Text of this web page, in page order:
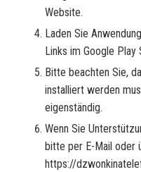
Website.
Laden Sie
Links im Google
Bitte beachten Sie,
installiert werden
eigenständig.
Wenn Sie
bitte per E-Mail oder
https://